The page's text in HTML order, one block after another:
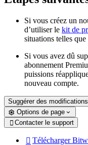
Si vous créez un
d’utiliser le kit de
situations telles
Si vous avez dû
abonnement
puissions
nouveau compte.
Suggérer des
Options de page
 Contacter le support
 Télécharger